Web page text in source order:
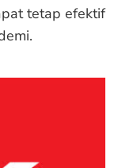
tetap efektif